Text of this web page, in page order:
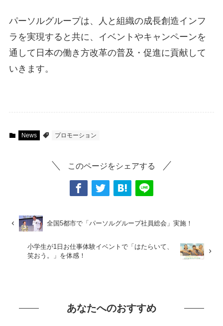
パーソルグループは、人と組織の成長創造インフ
ラを実現すると共に、イベントやキャンペーンを
通して日本の働き方改革の普及・促進に貢献して
いきます。
News プロモーション
このページをシェアする
全国5都市で「パーソルグループ社員総会」実施！
小学生が1日お仕事体験イベントで「はたらいて、
笑おう。」を体感！
あなたへのおすすめ